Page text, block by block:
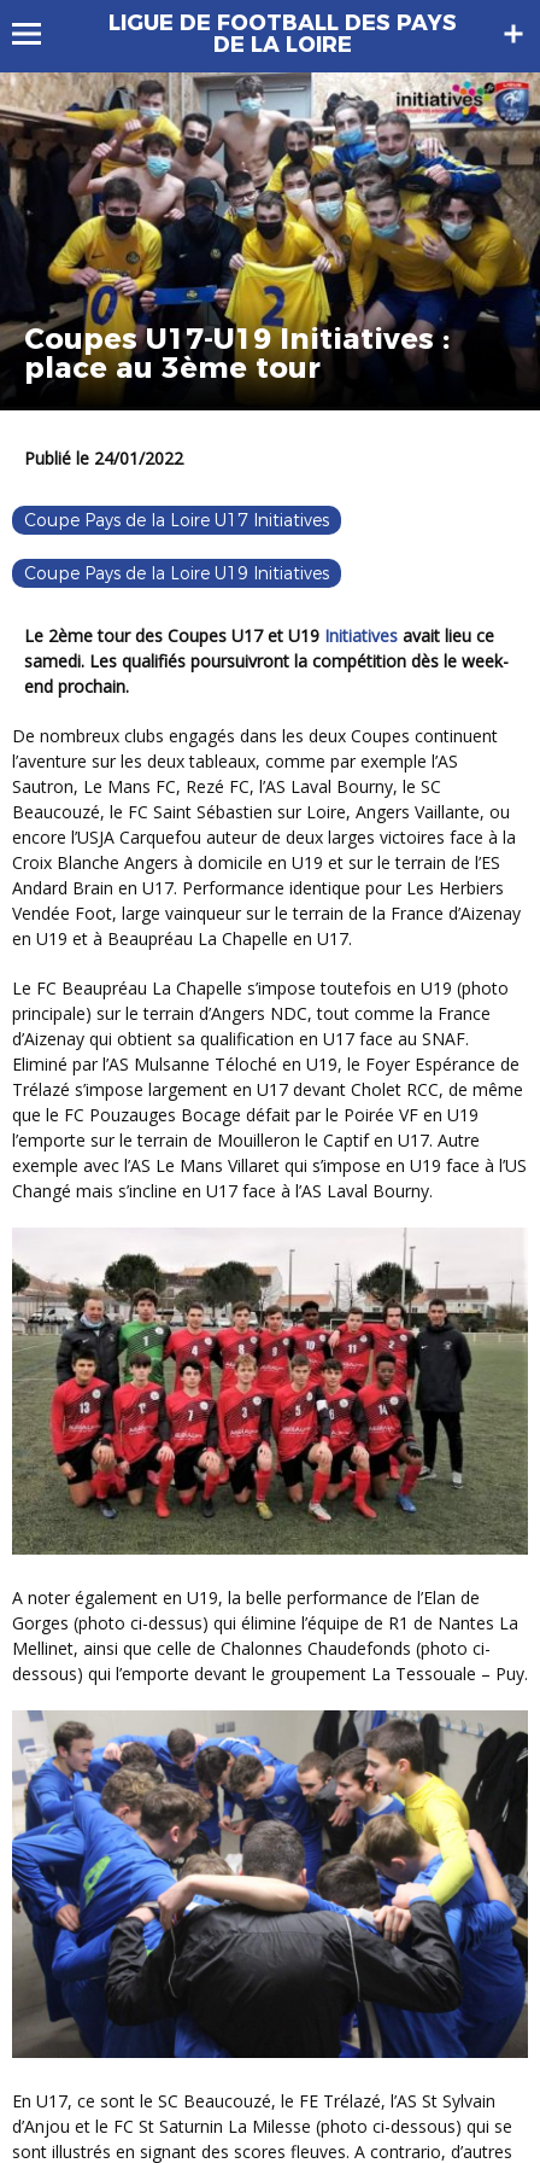
LIGUE DE FOOTBALL DES PAYS
DE LA LOIRE
Coupes U17-U19 Initiatives :
place au 3ème tour
Publié le 24/01/2022
Coupe Pays de la Loire U17 Initiatives
Coupe Pays de la Loire U19 Initiatives
Le 2ème tour des Coupes U17 et U19 Initiatives avait lieu ce
samedi. Les qualifiés poursuivront la compétition dès le week-
end prochain.
De nombreux clubs engagés dans les deux Coupes continuent
l’aventure sur les deux tableaux, comme par exemple l’AS
Sautron, Le Mans FC, Rezé FC, l’AS Laval Bourny, le SC
Beaucouzé, le FC Saint Sébastien sur Loire, Angers Vaillante, ou
encore l’USJA Carquefou auteur de deux larges victoires face à la
Croix Blanche Angers à domicile en U19 et sur le terrain de l’ES
Andard Brain en U17. Performance identique pour Les Herbiers
Vendée Foot, large vainqueur sur le terrain de la France d’Aizenay
en U19 et à Beaupréau La Chapelle en U17.
Le FC Beaupréau La Chapelle s’impose toutefois en U19 (photo
principale) sur le terrain d’Angers NDC, tout comme la France
d’Aizenay qui obtient sa qualification en U17 face au SNAF.
Eliminé par l’AS Mulsanne Téloché en U19, le Foyer Espérance de
Trélazé s’impose largement en U17 devant Cholet RCC, de même
que le FC Pouzauges Bocage défait par le Poirée VF en U19
l’emporte sur le terrain de Mouilleron le Captif en U17. Autre
exemple avec l’AS Le Mans Villaret qui s’impose en U19 face à l’US
Changé mais s’incline en U17 face à l’AS Laval Bourny.
A noter également en U19, la belle performance de l’Elan de
Gorges (photo ci-dessus) qui élimine l’équipe de R1 de Nantes La
Mellinet, ainsi que celle de Chalonnes Chaudefonds (photo ci-
dessous) qui l’emporte devant le groupement La Tessouale – Puy.
En U17, ce sont le SC Beaucouzé, le FE Trélazé, l’AS St Sylvain
d’Anjou et le FC St Saturnin La Milesse (photo ci-dessous) qui se
sont illustrés en signant des scores fleuves. A contrario, d’autres